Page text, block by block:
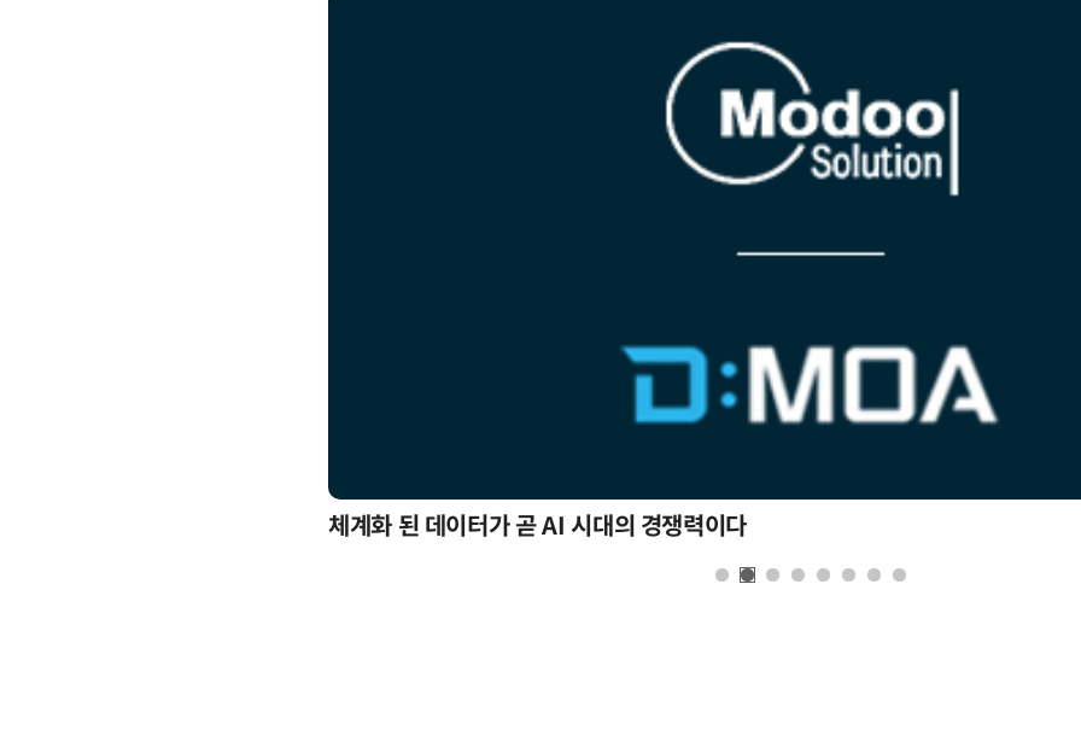
체계화 된 데이터가 곧 AI 시대의 경쟁력이다